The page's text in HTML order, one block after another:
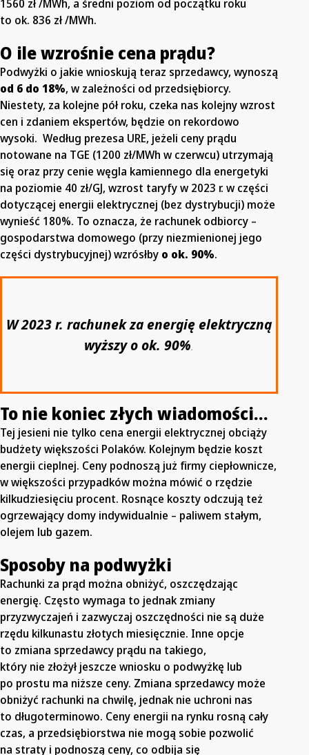
1560 zł /MWh, a średni poziom od początku roku
to ok. 836 zł /MWh.
O ile wzrośnie cena prądu?
Podwyżki o jakie wnioskują teraz sprzedawcy, wynoszą
od 6 do 18%, w zależności od przedsiębiorcy.
Niestety, za kolejne pół roku, czeka nas kolejny wzrost
cen i zdaniem ekspertów, będzie on rekordowo
wysoki. Według prezesa URE, jeżeli ceny prądu
notowane na TGE (1200 zł/MWh w czerwcu) utrzymają
się oraz przy cenie węgla kamiennego dla energetyki
na poziomie 40 zł/GJ, wzrost taryfy w 2023 r. w części
dotyczącej energii elektrycznej (bez dystrybucji) może
wynieść 180%. To oznacza, że rachunek odbiorcy –
gospodarstwa domowego (przy niezmienionej jego
części dystrybucyjnej) wzrósłby o ok. 90%.
W 2023 r. rachunek za energię elektryczną
wyższy o ok. 90%.
To nie koniec złych wiadomości…
Tej jesieni nie tylko cena energii elektrycznej obciąży
budżety większości Polaków. Kolejnym będzie koszt
energii cieplnej. Ceny podnoszą już firmy ciepłownicze,
w większości przypadków można mówić o rzędzie
kilkudziesięciu procent. Rosnące koszty odczują też
ogrzewający domy indywidualnie – paliwem stałym,
olejem lub gazem.
Sposoby na podwyżki
Rachunki za prąd można obniżyć, oszczędzając
energię. Często wymaga to jednak zmiany
przyzwyczajeń i zazwyczaj oszczędności nie są duże
rzędu kilkunastu złotych miesięcznie. Inne opcje
to zmiana sprzedawcy prądu na takiego,
który nie złożył jeszcze wniosku o podwyżkę lub
po prostu ma niższe ceny. Zmiana sprzedawcy może
obniżyć rachunki na chwilę, jednak nie uchroni nas
to długoterminowo. Ceny energii na rynku rosną cały
czas, a przedsiębiorstwa nie mogą sobie pozwolić
na straty i podnoszą ceny, co odbija się